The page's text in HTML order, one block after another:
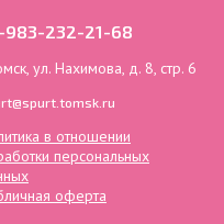
983-232-21-68
ул. Нахимова, д. 8, стр. 6
в отношении
персональных
оферта